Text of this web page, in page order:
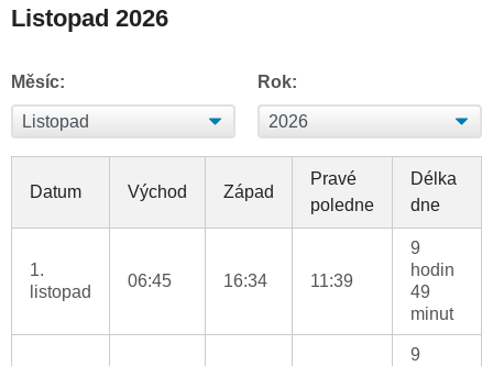
Listopad 2026
Měsíc: Rok:
Datum Východ Západ
Pravé
poledne
Délka
dne
1.
listopad
06:45 16:34 11:39
9
hodin
49
minut
9